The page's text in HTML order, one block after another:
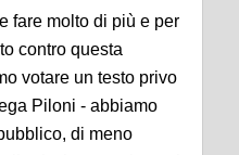
fare molto di più e per
contro questa
votare un testo privo
Piloni - abbiamo
di meno